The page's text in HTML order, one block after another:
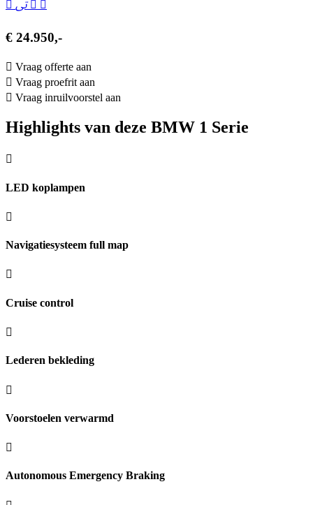
€ 24.950,-
Vraag offerte aan
Vraag proefrit aan
Vraag inruilvoorstel aan
Highlights van deze BMW 1 Serie
LED koplampen
Navigatiesysteem full map
Cruise control
Lederen bekleding
Voorstoelen verwarmd
Autonomous Emergency Braking